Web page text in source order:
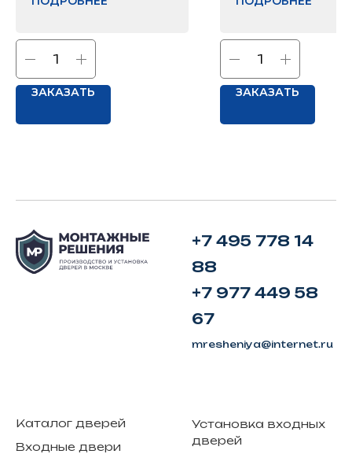
ЗАКАЗАТЬ ЗАКАЗАТЬ
+7 495 778 14
88
+7 977 449 58
67
mresheniya@internet.ru
Каталог дверей
Входные двери
Установка входных
дверей